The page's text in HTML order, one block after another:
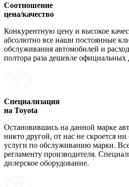
Соотношение
цена/качество
Конкурентную цену и высокое
абсолютно все наши постоянные
обслуживания автомобилей и
полтора раза дешевле официальных
Специализация
на Toyota
Остановившись на данной марке
никто другой, от нас не скроется
услуги по обслуживанию марки.
регламенту производителя.
дилерское оборудование.